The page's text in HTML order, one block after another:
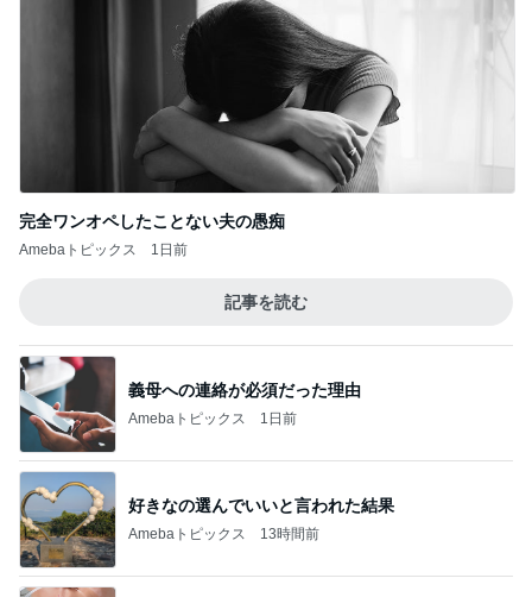
完全ワンオペしたことない夫の愚痴
Amebaトピックス 1日前
記事を読む
義母への連絡が必須だった理由
Amebaトピックス 1日前
好きなの選んでいいと言われた結果
Amebaトピックス 13時間前